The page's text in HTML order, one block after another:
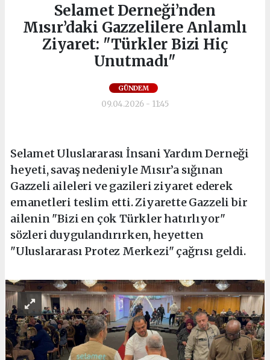
Selamet Derneği’nden
Mısır’daki Gazzelilere Anlamlı
Ziyaret: "Türkler Bizi Hiç
Unutmadı"
GÜNDEM
09.04.2026 - 11:45
Selamet Uluslararası İnsani Yardım Derneği
heyeti, savaş nedeniyle Mısır’a sığınan
Gazzeli aileleri ve gazileri ziyaret ederek
emanetleri teslim etti. Ziyarette Gazzeli bir
ailenin "Bizi en çok Türkler hatırlıyor"
sözleri duygulandırırken, heyetten
"Uluslararası Protez Merkezi" çağrısı geldi.